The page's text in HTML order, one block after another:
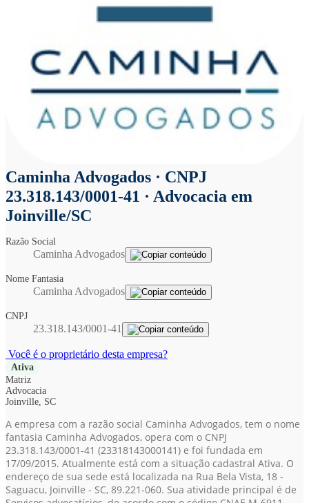
Caminha Advogados · CNPJ
23.318.143/0001-41 · Advocacia em
Joinville/SC
Razão Social
Caminha Advogados
Nome Fantasia
Caminha Advogados
CNPJ
23.318.143/0001-41
Você é o proprietário desta empresa?
Ativa
Matriz
Advocacia
Joinville, SC
A empresa com a razão social Caminha Advogados, tem o nome
fantasia Caminha Advogados, opera com o CNPJ
23.318.143/0001-41 (23318143000141) e foi fundada em
17/09/2015. Atualmente está com a situação cadastral Ativa. O
endereço de sua sede está localizada na Rua Bela Vista, 18 -
Saguacu, Joinville - SC, 89.221-060. Sua atividade principal é de